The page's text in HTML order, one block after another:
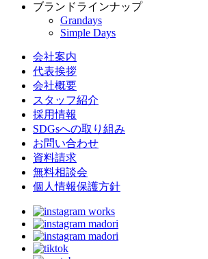
ブランドラインナップ
Grandays
Simple Days
会社案内
代表挨拶
会社概要
スタッフ紹介
採用情報
SDGsへの取り組み
お問い合わせ
資料請求
無料相談会
個人情報保護方針